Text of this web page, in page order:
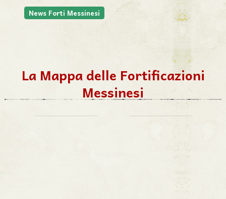
News Forti Messinesi
La Mappa delle Fortificazioni
Messinesi